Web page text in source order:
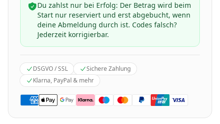
Du zahlst nur bei Erfolg: Der Betrag wird beim
Start nur reserviert und erst abgebucht, wenn
deine Abmeldung durch ist. Codes falsch?
Jederzeit korrigierbar.
DSGVO / SSL
Sichere Zahlung
Klarna, PayPal & mehr